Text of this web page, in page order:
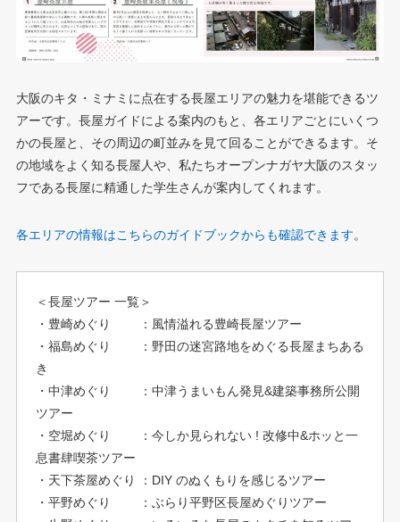
大阪のキタ・ミナミに点在する長屋エリアの魅力を堪能できるツ
アーです。長屋ガイドによる案内のもと、各エリアごとにいくつ
かの長屋と、その周辺の町並みを見て回ることができるます。そ
の地域をよく知る長屋人や、私たちオープンナガヤ大阪のスタッ
フである長屋に精通した学生さんが案内してくれます。
各エリアの情報はこちらのガイドブックからも確認できます。
＜長屋ツアー 一覧＞
・豊崎めぐり ：風情溢れる豊崎長屋ツアー
・福島めぐり ：野田の迷宮路地をめぐる長屋まちある
き
・中津めぐり ：中津うまいもん発見&建築事務所公開
ツアー
・空堀めぐり ：今しか見られない ! 改修中&ホッと一
息書肆喫茶ツアー
・天下茶屋めぐり ：DIY のぬくもりを感じるツアー
・平野めぐり ：ぶらり平野区長屋めぐりツアー